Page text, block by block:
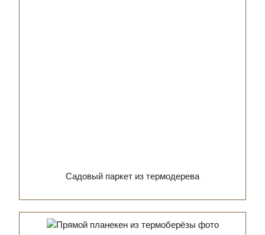
Садовый паркет из термодерева